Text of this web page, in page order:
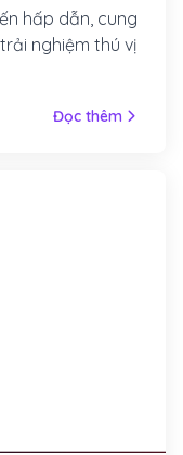
hấp dẫn, cung
nghiệm thú vị
Đọc thêm